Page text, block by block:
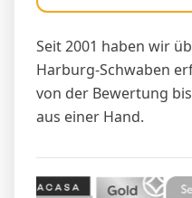
Seit 2001 haben wir
Harburg-Schwaben
von der Bewertung
aus einer Hand.